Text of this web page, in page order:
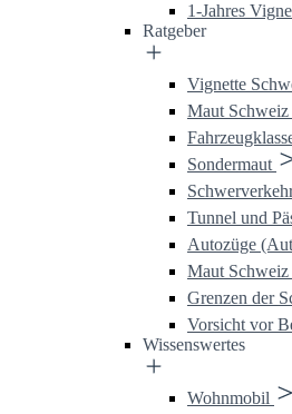
1-Jahres
Ratgeber
Vignette
Maut Schweiz
Sondermaut
Tunnel und
Autozüge
Maut Schweiz
Grenzen der
Vorsicht vor
Wissenswertes
Wohnmobil